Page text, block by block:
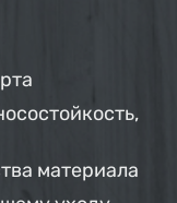
материала